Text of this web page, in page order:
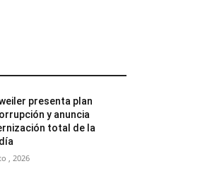
presenta plan
y anuncia
total de la
, 2026